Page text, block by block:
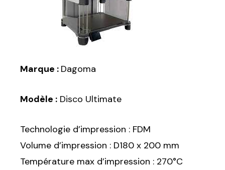
Marque : Dagoma
Modèle : Disco Ultimate
Technologie d’impression : FDM
Volume d’impression : D180 x 200 mm
Température max d’impression : 270°C